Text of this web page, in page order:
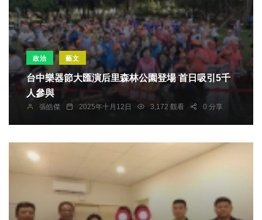
政治 藝文
台中樂器節大匯演后里森林公園登場 首日吸引5千
人參與
張皓傑 2025年十月12日 3,172 觀看 0 分享